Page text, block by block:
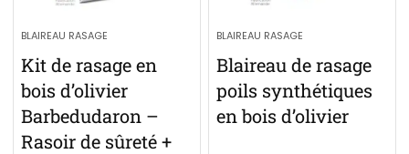
BLAIREAU RASAGE
Kit de rasage en
bois d’olivier
Barbedudaron –
Rasoir de sûreté +
BLAIREAU RASAGE
Blaireau de rasage
poils synthétiques
en bois d’olivier